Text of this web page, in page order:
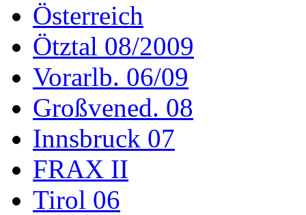
Österreich
Ötztal 08/2009
Vorarlb. 06/09
Großvened. 08
Innsbruck 07
FRAX II
Tirol 06